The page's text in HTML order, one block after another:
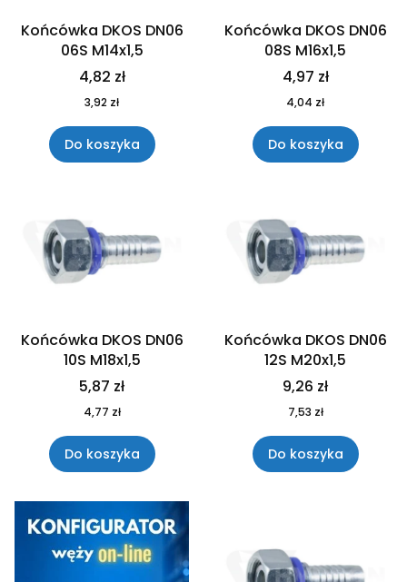
Końcówka DKOS DN06
06S M14x1,5
4,82 zł
3,92 zł
Do koszyka
Końcówka DKOS DN06
08S M16x1,5
4,97 zł
4,04 zł
Do koszyka
Końcówka DKOS DN06
10S M18x1,5
5,87 zł
4,77 zł
Do koszyka
Końcówka DKOS DN06
12S M20x1,5
9,26 zł
7,53 zł
Do koszyka